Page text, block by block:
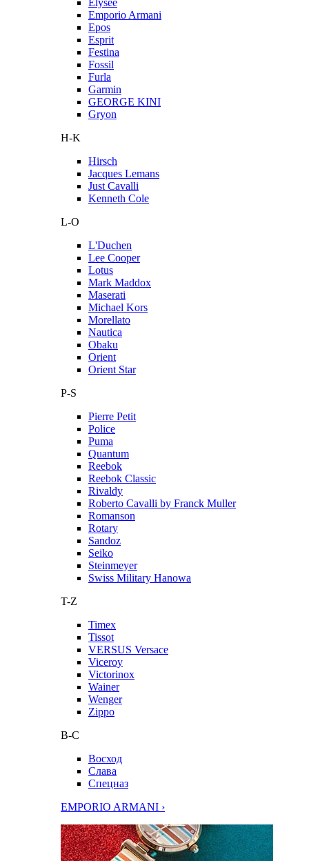
Elysee
Emporio Armani
Epos
Esprit
Festina
Fossil
Furla
Garmin
GEORGE KINI
Gryon
H-K
Hirsch
Jacques Lemans
Just Cavalli
Kenneth Cole
L-O
L'Duchen
Lee Cooper
Lotus
Mark Maddox
Maserati
Michael Kors
Morellato
Nautica
Obaku
Orient
Orient Star
P-S
Pierre Petit
Police
Puma
Quantum
Reebok
Reebok Classic
Rivaldy
Roberto Cavalli by Franck Muller
Romanson
Rotary
Sandoz
Seiko
Steinmeyer
Swiss Military Hanowa
T-Z
Timex
Tissot
VERSUS Versace
Viceroy
Victorinox
Wainer
Wenger
Zippo
В-С
Восход
Слава
Спецназ
EMPORIO ARMANI ›